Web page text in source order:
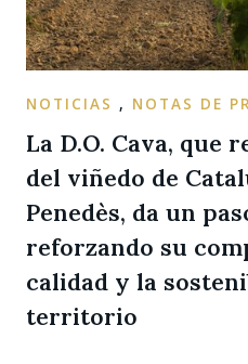
NOTICIAS , NOTAS DE
La D.O. Cava, que
del viñedo de
Penedès, da un
reforzando su
calidad y la
territorio